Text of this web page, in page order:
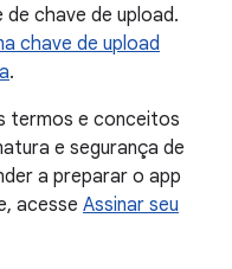
de chave de upload.
chave de upload
.
termos e conceitos
e segurança de
a preparar o app
acesse Assinar seu